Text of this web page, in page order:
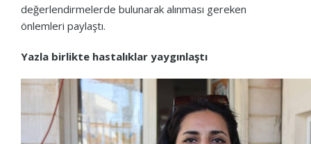
değerlendirmelerde bulunarak alınması gereken
önlemleri paylaştı.
Yazla birlikte hastalıklar yaygınlaştı